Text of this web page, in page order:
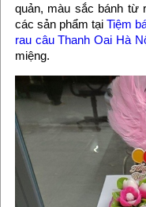
quản, màu sắc bánh từ
các sản phẩm tại Tiệm
rau câu Thanh Oai Hà
miệng.